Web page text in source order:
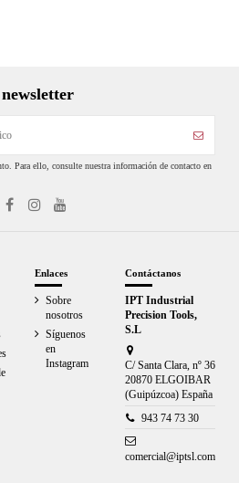
Para ello, consulte nuestra información de contacto en
Enlaces
Sobre
nosotros
Síguenos
en
Instagram
Contáctanos
IPT Industrial
Precision Tools,
S.L
C/ Santa Clara, nº 36
20870 ELGOIBAR
(Guipúzcoa) España
943 74 73 30
comercial@iptsl.com